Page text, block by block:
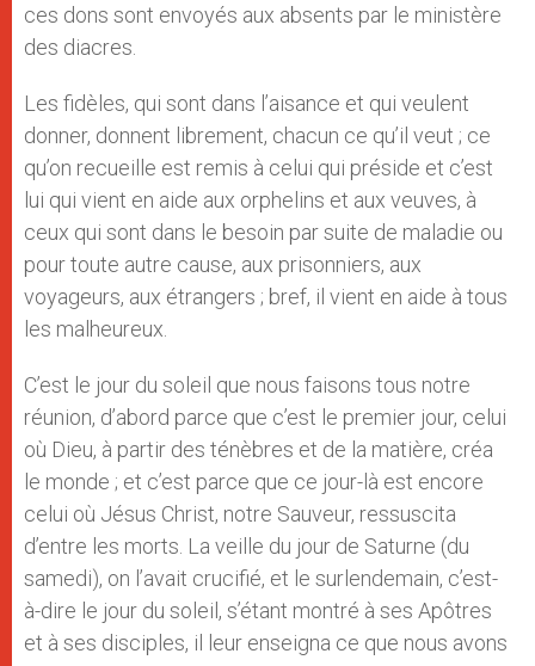
ces dons sont envoyés aux absents par le ministère
des diacres.
Les fidèles, qui sont dans l’aisance et qui veulent
donner, donnent librement, chacun ce qu’il veut ; ce
qu’on recueille est remis à celui qui préside et c’est
lui qui vient en aide aux orphelins et aux veuves, à
ceux qui sont dans le besoin par suite de maladie ou
pour toute autre cause, aux prisonniers, aux
voyageurs, aux étrangers ; bref, il vient en aide à tous
les malheureux.
C’est le jour du soleil que nous faisons tous notre
réunion, d’abord parce que c’est le premier jour, celui
où Dieu, à partir des ténèbres et de la matière, créa
le monde ; et c’est parce que ce jour-là est encore
celui où Jésus Christ, notre Sauveur, ressuscita
d’entre les morts. La veille du jour de Saturne (du
samedi), on l’avait crucifié, et le surlendemain, c’est-
à-dire le jour du soleil, s’étant montré à ses Apôtres
et à ses disciples, il leur enseigna ce que nous avons